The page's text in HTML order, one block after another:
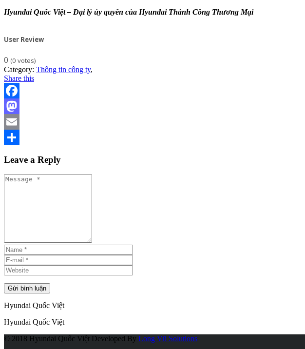
Hyundai Quốc Việt – Đại lý ủy quyền của Hyundai Thành Công Thương Mại
User Review
0 (0 votes)
Category: Thông tin công ty,
Share this
Facebook
Mastodon
Email
Leave a Reply
Hyundai Quốc Việt
Hyundai Quốc Việt
© 2018 Hyundai Quốc Việt Developed By Long Vũ Solutions